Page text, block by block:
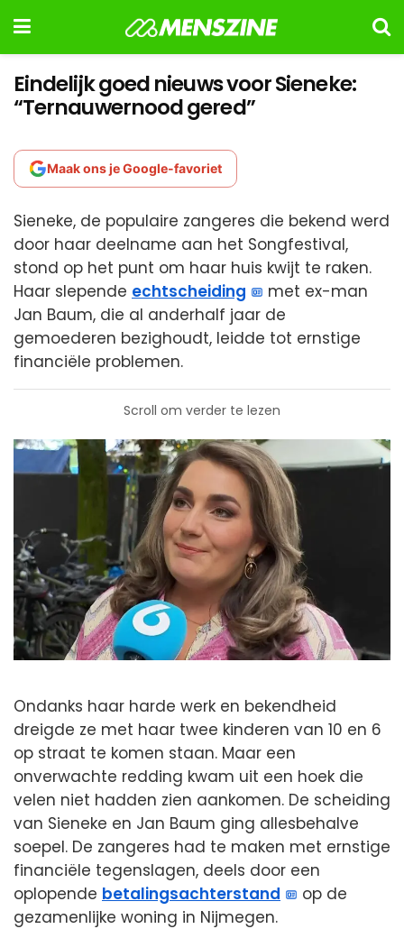
Eindelijk goed nieuws voor Sieneke:
“Ternauwernood gered”
Maak ons je Google-favoriet
Sieneke, de populaire zangeres die bekend werd
door haar deelname aan het Songfestival,
stond op het punt om haar huis kwijt te raken.
Haar slepende echtscheiding
met ex-man
Jan Baum, die al anderhalf jaar de
gemoederen bezighoudt, leidde tot ernstige
financiële problemen.
Scroll om verder te lezen
Ondanks haar harde werk en bekendheid
dreigde ze met haar twee kinderen van 10 en 6
op straat te komen staan. Maar een
onverwachte redding kwam uit een hoek die
velen niet hadden zien aankomen. De scheiding
van Sieneke en Jan Baum ging allesbehalve
soepel. De zangeres had te maken met ernstige
financiële tegenslagen, deels door een
oplopende betalingsachterstand
op de
gezamenlijke woning in Nijmegen.